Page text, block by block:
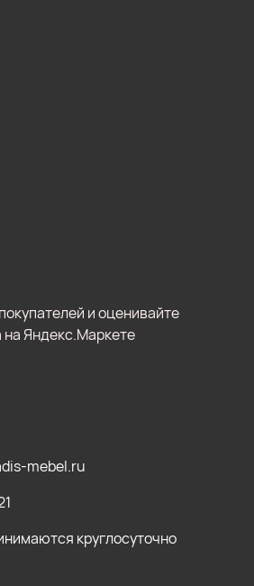
mebel.ru
круглосуточно